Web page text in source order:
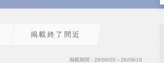
掲載終了間近
掲載期間 26/08/05～26/08/18